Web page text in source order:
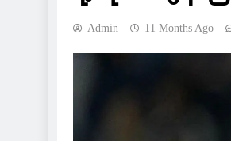
Admin 11 Months Ago